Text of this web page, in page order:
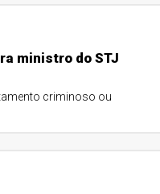
ministro do STJ
criminoso ou